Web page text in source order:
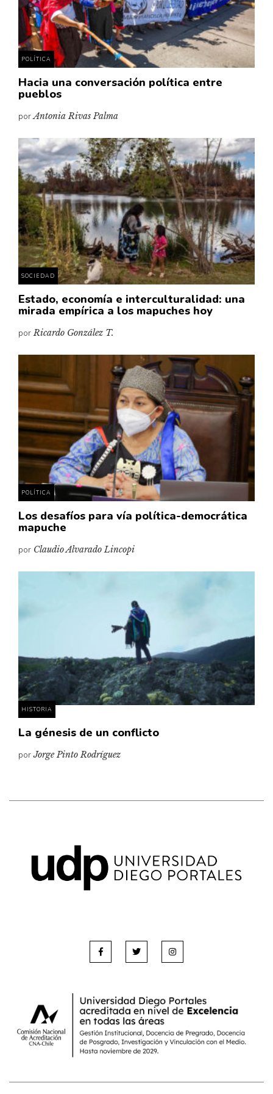
Pensamiento ilustrado
Personaje
Personajes secundarios
Política
Relecturas
Sociedad
Vidas paralelas
Voces y lecturas
POLÍTICA
Hacia una conversación política entre
pueblos
porAntonia Rivas Palma
SOCIEDAD
Estado, economía e interculturalidad: una
mirada empírica a los mapuches hoy
porRicardo González T.
POLÍTICA
Los desafíos para vía política-democrática
mapuche
por Claudio Alvarado Lincopi
HISTORIA
La génesis de un conflicto
porJorge Pinto Rodríguez